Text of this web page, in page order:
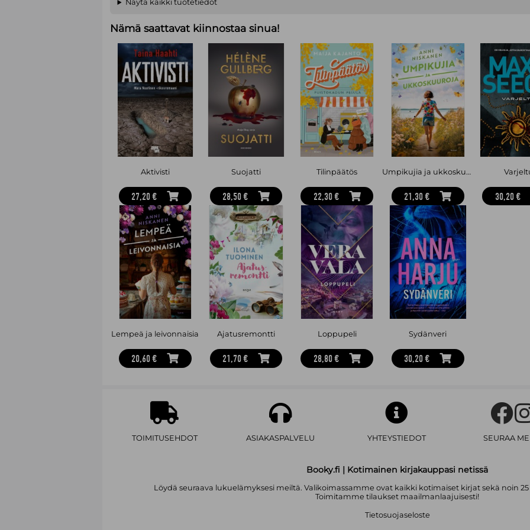
nuortenkirjoja.
Näytä kaikki tuotetiedot
Nämä saattavat kiinnostaa sinua!
Aktivisti
27,20 €
Suojatti
28,50 €
Tilinpäätös
22,30 €
Umpikujia ja ukkoskuuroja
21,30 € 30,20 €
Lempeä ja leivonnaisia
20,60 €
Ajatusremontti
21,70 €
Loppupeli
28,80 €
Sydänveri
30,20 €
TOIMITUSEHDOT ASIAKASPALVELU YHTEYSTIEDOT SEURAA
Booky.fi | Kotimainen kirjakauppasi netissä
Löydä seuraava lukuelämyksesi meiltä. Valikoimassamme ovat kaikki kotimaiset kirjat sekä noin
Toimitamme tilaukset maailmanlaajuisesti!
Tietosuojaseloste